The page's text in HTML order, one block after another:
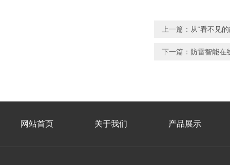
上一篇： 从“看不见
下一篇： 防雷智能在
网站首页 关于我们 产品展示